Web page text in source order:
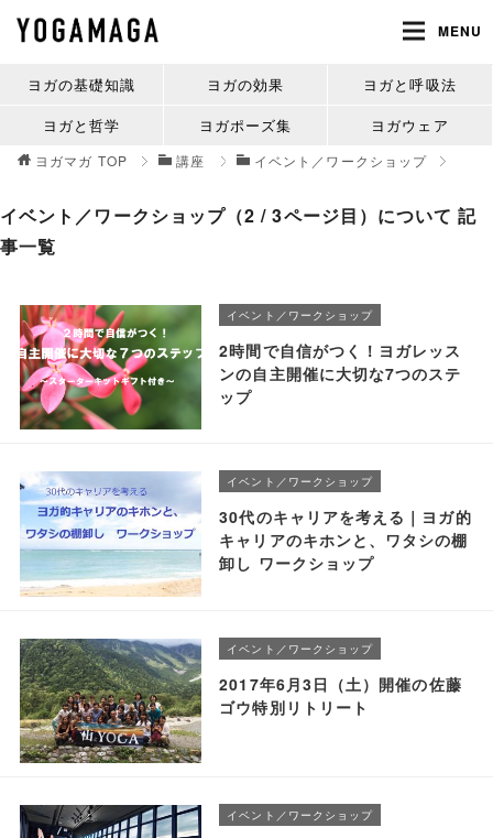
MENU
ヨガの基礎知識 ヨガの効果
ヨガと呼吸法
ヨガと哲学
ヨガポーズ集 ヨガウェア
ヨガマガ TOP 講座 イベント／ワークショップ
イベント／ワークショップ（2 / 3ページ目）について 記
事一覧
イベント／ワークショップ
2時間で自信がつく！ヨガレッス
ンの自主開催に大切な7つのステ
ップ
イベント／ワークショップ
30代のキャリアを考える｜ヨガ的
キャリアのキホンと、ワタシの棚
卸し ワークショップ
イベント／ワークショップ
2017年6月3日（土）開催の佐藤
ゴウ特別リトリート
イベント／ワークショップ